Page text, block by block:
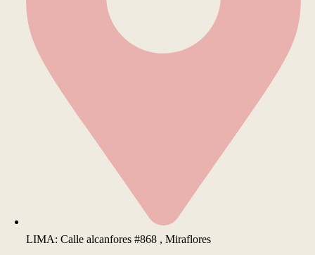
LIMA: Calle alcanfores #868 , Miraflores